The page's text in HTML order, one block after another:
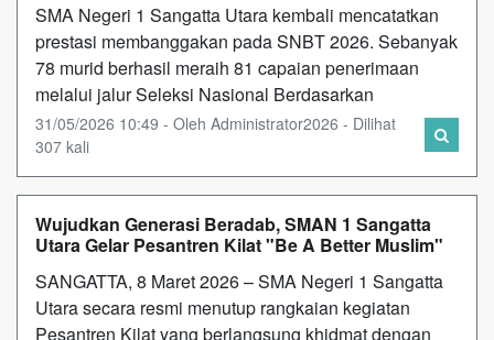
SMA Negeri 1 Sangatta Utara kembali mencatatkan
prestasi membanggakan pada SNBT 2026. Sebanyak
78 murid berhasil meraih 81 capaian penerimaan
melalui jalur Seleksi Nasional Berdasarkan
31/05/2026 10:49 - Oleh Administrator2026 - Dilihat
307 kali
Wujudkan Generasi Beradab, SMAN 1 Sangatta
Utara Gelar Pesantren Kilat "Be A Better Muslim"
SANGATTA, 8 Maret 2026 – SMA Negeri 1 Sangatta
Utara secara resmi menutup rangkaian kegiatan
Pesantren Kilat yang berlangsung khidmat dengan